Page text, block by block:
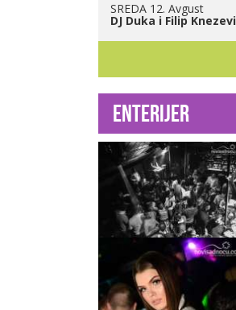
SREDA 12. Avgust
DJ Duka i Filip
Enterijer